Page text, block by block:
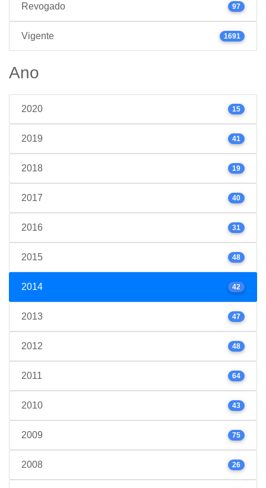
Revogado 97
Vigente 1691
Ano
2020 15
2019 41
2018 19
2017 40
2016 31
2015 48
2014 42
2013 47
2012 48
2011 64
2010 43
2009 75
2008 26